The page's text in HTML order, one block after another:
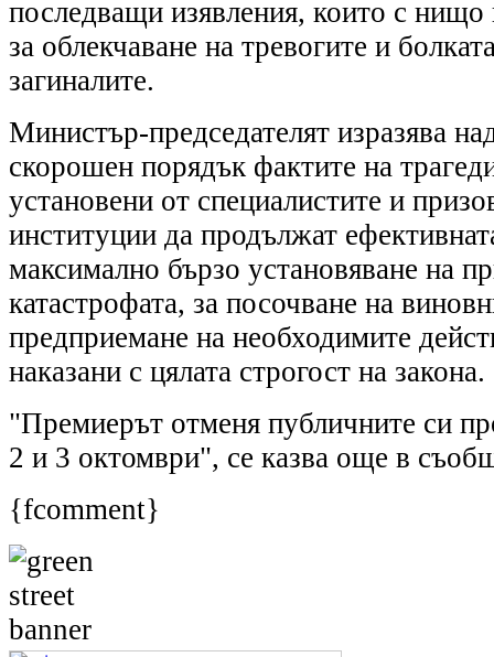
последващи изявления, които с нищо
за облекчаване на тревогите и
загиналите.
Министър-председателят изразява
скорошен порядък фактите на
установени от специалистите и
институции да продължат
максимално бързо установяване на
катастрофата, за посочване на
предприемане на необходимите
наказани с цялата строгост на закона.
"Премиерът отменя публичните си
2 и 3 октомври", се казва още в
{fcomment}